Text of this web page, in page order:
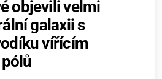
objevili velmi
galaxii s
vířícím